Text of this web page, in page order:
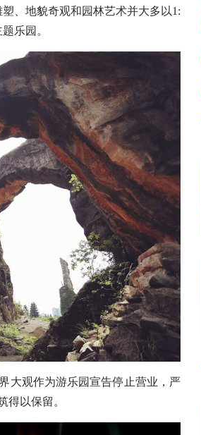
、地貌奇观和园林艺术并大多以1:
乐园。
观作为游乐园宣告停止营业，严
得以保留。